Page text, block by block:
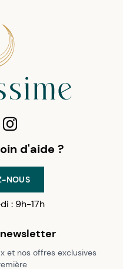
d'aide ?
NOUS
: 9h-17h
newsletter
et nos offres exclusives